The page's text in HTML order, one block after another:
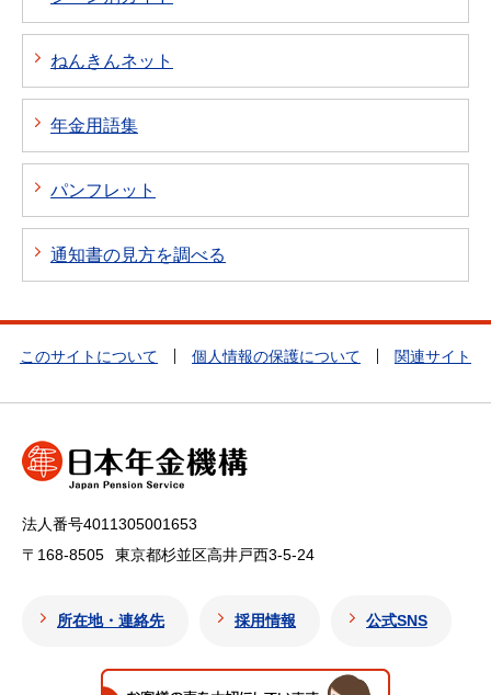
ねんきんネット
年金用語集
パンフレット
通知書の見方を調べる
このサイトについて 個人情報の保護について 関連サイト
法人番号4011305001653
〒168-8505
東京都杉並区高井戸西3-5-24
所在地・連絡先 採用情報 公式SNS